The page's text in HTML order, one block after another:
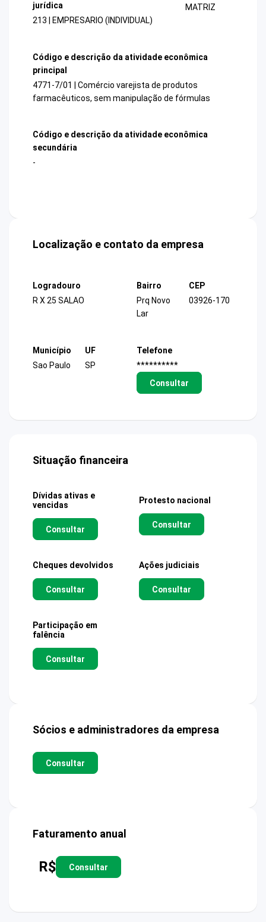
jurídica
213 | EMPRESARIO (INDIVIDUAL)
MATRIZ
Código e descrição da atividade econômica
principal
4771-7/01 | Comércio varejista de produtos
farmacêuticos, sem manipulação de fórmulas
Código e descrição da atividade econômica
secundária
-
Localização e contato da empresa
Logradouro
R X 25 SALAO
Bairro
Prq Novo
Lar
CEP
03926-170
Município
Sao Paulo
UF
SP
Telefone
**********
Consultar
Situação financeira
Dívidas ativas e
vencidas
Consultar
Protesto nacional
Consultar
Cheques devolvidos
Consultar
Ações judiciais
Consultar
Participação em
falência
Consultar
Sócios e administradores da empresa
Consultar
Faturamento anual
R$ Consultar